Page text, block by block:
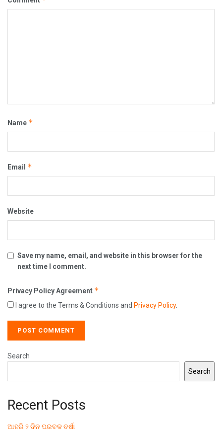
Name *
Email *
Website
Save my name, email, and website in this browser for the
next time I comment.
Privacy Policy Agreement *
I agree to the Terms & Conditions and Privacy Policy.
Search
Search
Recent Posts
ଆହୁରି ୨ ଦିନ ପ୍ରବଳ ବର୍ଷା